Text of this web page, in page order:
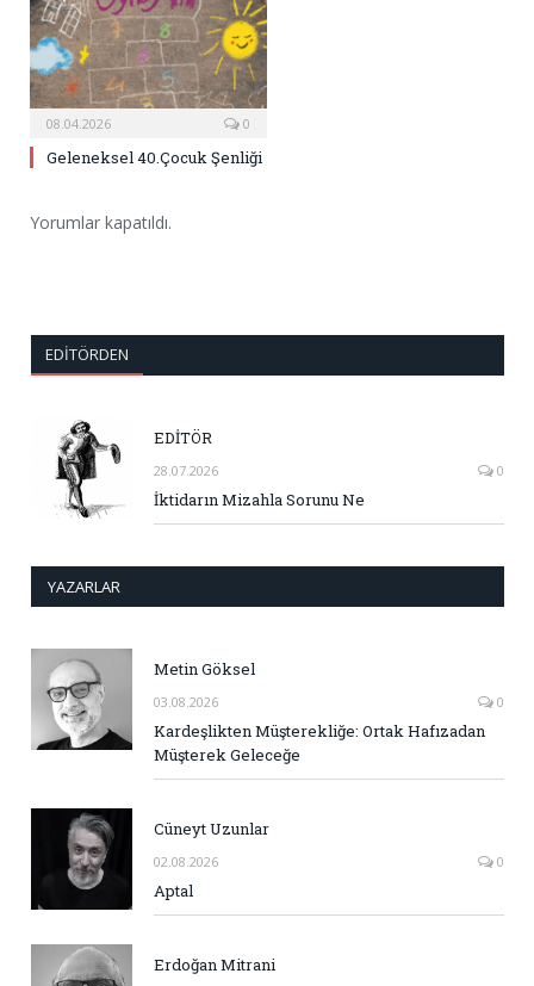
08.04.2026 0
Geleneksel 40.Çocuk Şenliği
Yorumlar kapatıldı.
EDITÖRDEN
EDİTÖR
28.07.2026 0
İktidarın Mizahla Sorunu Ne
YAZARLAR
Metin Göksel
03.08.2026 0
Kardeşlikten Müşterekliğe: Ortak Hafızadan
Müşterek Geleceğe
Cüneyt Uzunlar
02.08.2026 0
Aptal
Erdoğan Mitrani